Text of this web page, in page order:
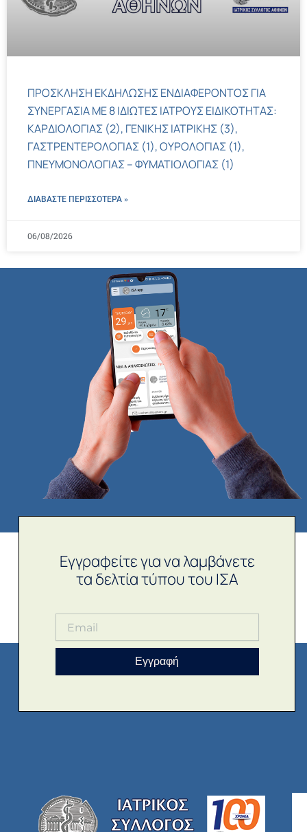
ΠΡΟΣΚΛΗΣΗ ΕΚΔΗΛΩΣΗΣ ΕΝΔΙΑΦΕΡΟΝΤΟΣ ΓΙΑ
ΣΥΝΕΡΓΑΣΙΑ ΜΕ 8 ΙΔΙΩΤΕΣ ΙΑΤΡΟΥΣ ΕΙΔΙΚΟΤΗΤΑΣ:
ΚΑΡΔΙΟΛΟΓΙΑΣ (2), ΓΕΝΙΚΗΣ ΙΑΤΡΙΚΗΣ (3),
ΓΑΣΤΡΕΝΤΕΡΟΛΟΓΙΑΣ (1), ΟΥΡΟΛΟΓΙΑΣ (1),
ΠΝΕΥΜΟΝΟΛΟΓΙΑΣ – ΦΥΜΑΤΙΟΛΟΓΙΑΣ (1)
ΔΙΑΒΑΣΤΕ ΠΕΡΙΣΣΌΤΕΡΑ »
06/08/2026
Εγγραφείτε για να λαμβάνετε
τα δελτία τύπου του ΙΣΑ
Εγγραφή